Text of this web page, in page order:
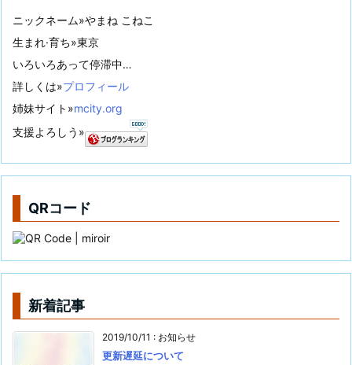
ニックネーム»やまね こねこ
生まれ·育ち»東京
いろいろあって停滞中…
詳しくは»プロフィール
姉妹サイト»mcity.org
支援よろしう»
QRコード
新着記事
2019/10/11 : お知らせ
更新遅延について